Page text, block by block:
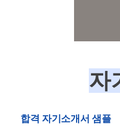
자
합격 자기소개서 샘플